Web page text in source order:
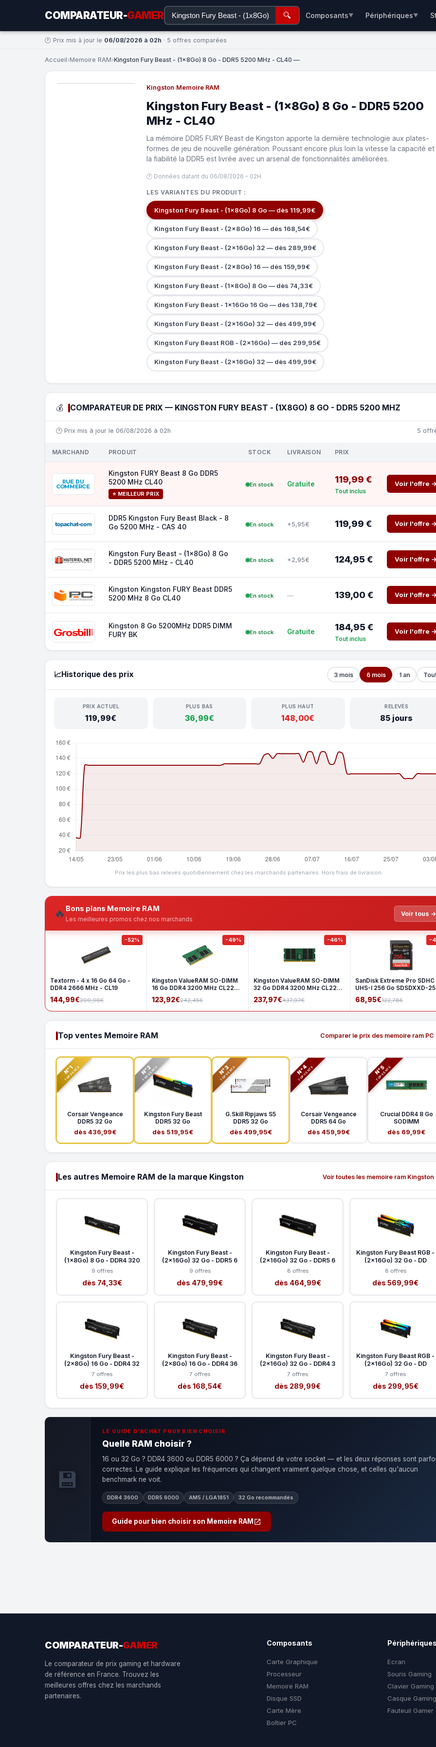
COMPARATEUR-GAMER 🔍 Composants▼ Périphériques▼
🕐 Prix mis à jour le 06/08/2026 à 02h · 5 offres comparées
Accueil›Memoire RAM›Kingston Fury Beast - (1x8Go) 8 Go - DDR5 5200 MHz - CL40 —
Kingston·Memoire RAM
Kingston Fury Beast - (1x8Go) 8 Go - DDR5 5200
MHz - CL40
La mémoire DDR5 FURY Beast de Kingston apporte la dernière technologie aux plates-
formes de jeu de nouvelle génération. Poussant encore plus loin la vitesse la capacité et
la fiabilité la DDR5 est livrée avec un arsenal de fonctionnalités améliorées.
🕐 Données datant du 06/08/2026 – 02H
LES VARIANTES DU PRODUIT :
Kingston Fury Beast - (1x8Go) 8 Go — dès 119,99€
Kingston Fury Beast - (2x8Go) 16 — dès 168,54€
Kingston Fury Beast - (2x16Go) 32 — dès 289,99€
Kingston Fury Beast - (2x8Go) 16 — dès 159,99€
Kingston Fury Beast - (1x8Go) 8 Go — dès 74,33€
Kingston Fury Beast - 1x16Go 16 Go — dès 138,79€
Kingston Fury Beast - (2x16Go) 32 — dès 499,99€
Kingston Fury Beast RGB - (2x16Go) — dès 299,95€
Kingston Fury Beast - (2x16Go) 32 — dès 499,99€
💰 COMPARATEUR DE PRIX — KINGSTON FURY BEAST - (1X8GO) 8 GO - DDR5 5200 MHZ
🕐 Prix mis à jour le 06/08/2026 à 02h 5
MARCHAND PRODUIT STOCK LIVRAISON PRIX
Kingston FURY Beast 8 Go DDR5
5200 MHz CL40
⭐ MEILLEUR PRIX
En stock Gratuite 119,99 €
Tout inclus
Voir l'offre
DDR5 Kingston Fury Beast Black - 8
Go 5200 MHz - CAS 40
En stock +5,95€ 119,99 € Voir l'offre
Kingston Fury Beast - (1x8Go) 8 Go
- DDR5 5200 MHz - CL40
En stock +2,95€ 124,95 € Voir l'offre
Kingston Kingston FURY Beast DDR5
5200 MHz 8 Go CL40
En stock — 139,00 € Voir l'offre
Kingston 8 Go 5200MHz DDR5 DIMM
FURY BK
En stock Gratuite 184,95 €
Tout inclus
Voir l'offre
📈Historique des prix 3 mois 6 mois 1 an
PRIX ACTUEL
119,99€
PLUS BAS
36,99€
PLUS HAUT
148,00€
RELEVÉS
85 jours
Prix les plus bas relevés quotidiennement chez les marchands partenaires. Hors frais de livraison.
🔥 Bons plans Memoire RAM
Les meilleures promos chez nos marchands
Voir tous →
-52%
Textorm - 4 x 16 Go 64 Go -
DDR4 2666 MHz - CL19
144,99€299,96€
-49%
Kingston ValueRAM SO-DIMM
16 Go DDR4 3200 MHz CL22
1Rx8
123,92€242,45€
-46%
Kingston ValueRAM SO-DIMM
32 Go DDR4 3200 MHz CL22
2Rx8
237,97€437,97€
-
SanDisk Extreme Pro SDHC
UHS-I 256 Go SDSDXXD-
GN4I
68,95€122,78€
Top ventes Memoire RAM Comparer le prix des memoire ram
N°1
TOP VENTE
Corsair Vengeance
DDR5 32 Go
dès 436,99€
N°2
TOP VENTE
Kingston Fury Beast
DDR5 32 Go
dès 519,95€
N°3
TOP VENTE
G.Skill Ripjaws S5
DDR5 32 Go
dès 499,95€
N°4
TOP VENTE
Corsair Vengeance
DDR5 64 Go
dès 459,99€
N°5
TOP VENTE
Crucial DDR4 8 Go
SODIMM
dès 69,99€
Les autres Memoire RAM de la marque Kingston Voir toutes les memoire ram
Kingston Fury Beast -
(1x8Go) 8 Go - DDR4 320
9 offres
dès 74,33€
Kingston Fury Beast -
(2x16Go) 32 Go - DDR5 6
9 offres
dès 479,99€
Kingston Fury Beast -
(2x16Go) 32 Go - DDR5 6
8 offres
dès 464,99€
Kingston Fury Beast RGB -
(2x16Go) 32 Go - DD
8 offres
dès 569,99€
Kingston Fury Beast -
(2x8Go) 16 Go - DDR4 32
7 offres
dès 159,99€
Kingston Fury Beast -
(2x8Go) 16 Go - DDR4 36
7 offres
dès 168,54€
Kingston Fury Beast -
(2x16Go) 32 Go - DDR4 3
7 offres
dès 289,99€
Kingston Fury Beast RGB -
(2x16Go) 32 Go - DD
7 offres
dès 299,95€
💾
LE GUIDE D'ACHAT POUR BIEN CHOISIR
Quelle RAM choisir ?
16 ou 32 Go ? DDR4 3600 ou DDR5 6000 ? Ça dépend de votre socket — et les deux réponses sont
correctes. Le guide explique les fréquences qui changent vraiment quelque chose, et celles qu'aucun
benchmark ne voit.
DDR4 3600 DDR5 6000 AM5 / LGA1851 32 Go recommandés
Guide pour bien choisir son Memoire RAM
COMPARATEUR-GAMER
Le comparateur de prix gaming et hardware
de référence en France. Trouvez les
meilleures offres chez les marchands
partenaires.
Composants
Carte Graphique
Processeur
Memoire RAM
Disque SSD
Carte Mère
Boîtier PC
Ecran
Souris Gaming
Clavier Gaming
Casque Gaming
Fauteuil Gamer